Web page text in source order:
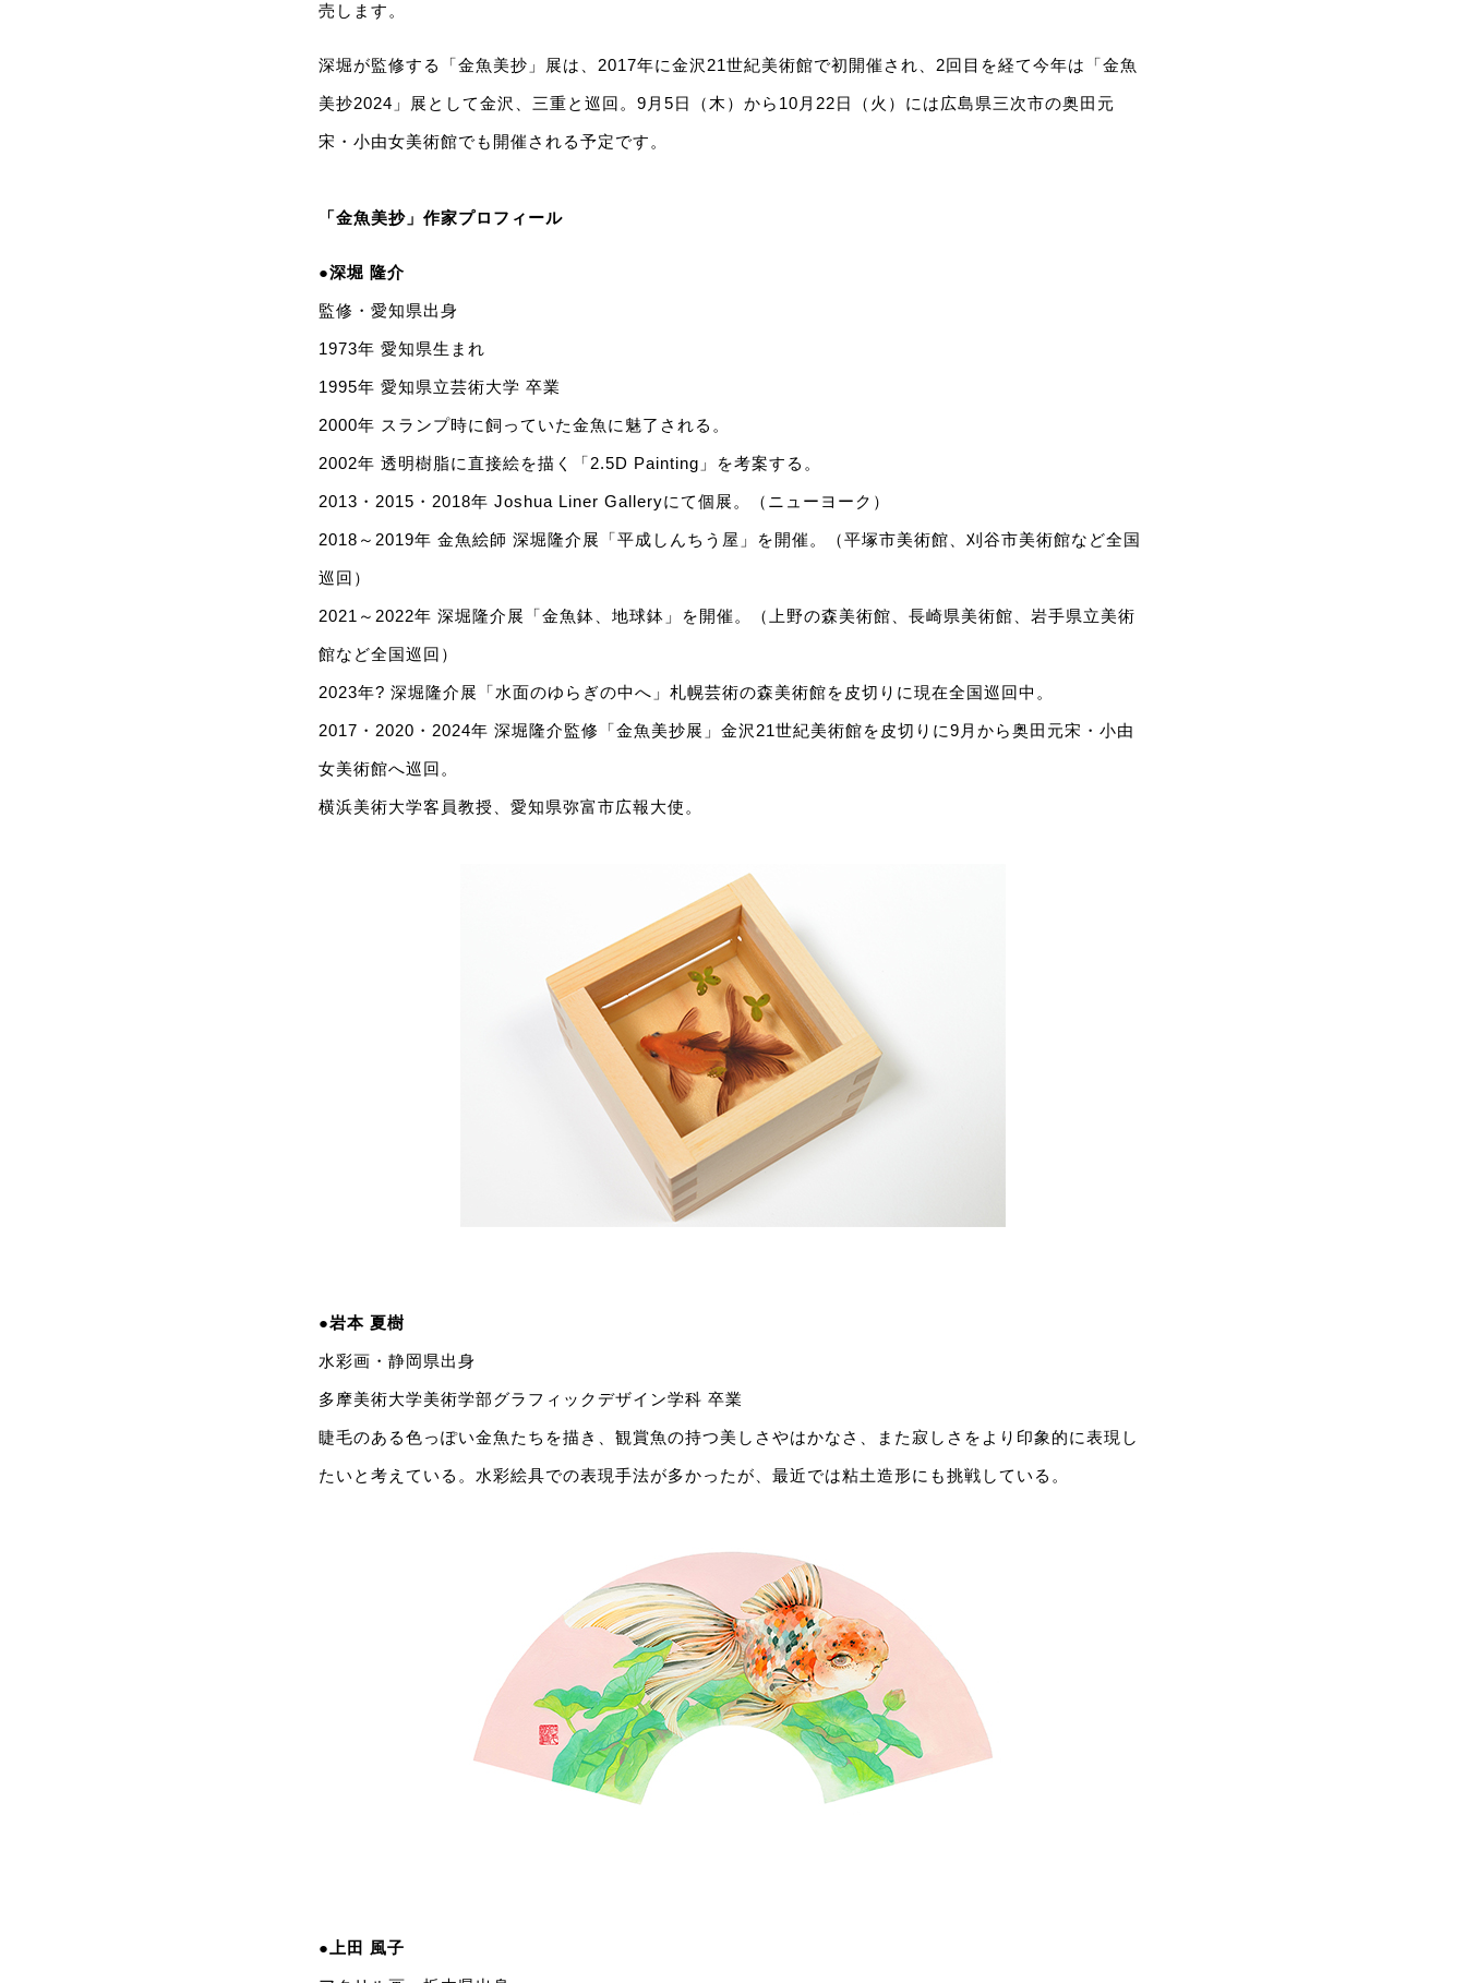
売します。
深堀が監修する「金魚美抄」展は、2017年に金沢21世紀美術館で初開催され、2回目を経て今年は「金魚
美抄2024」展として金沢、三重と巡回。9月5日（木）から10月22日（火）には広島県三次市の奥田元
宋・小由女美術館でも開催される予定です。
「金魚美抄」作家プロフィール
●深堀 隆介
監修・愛知県出身
1973年 愛知県生まれ
1995年 愛知県立芸術大学 卒業
2000年 スランプ時に飼っていた金魚に魅了される。
2002年 透明樹脂に直接絵を描く「2.5D Painting」を考案する。
2013・2015・2018年 Joshua Liner Galleryにて個展。（ニューヨーク）
2018～2019年 金魚絵師 深堀隆介展「平成しんちう屋」を開催。（平塚市美術館、刈谷市美術館など全国
巡回）
2021～2022年 深堀隆介展「金魚鉢、地球鉢」を開催。（上野の森美術館、長崎県美術館、岩手県立美術
館など全国巡回）
2023年? 深堀隆介展「水面のゆらぎの中へ」札幌芸術の森美術館を皮切りに現在全国巡回中。
2017・2020・2024年 深堀隆介監修「金魚美抄展」金沢21世紀美術館を皮切りに9月から奥田元宋・小由
女美術館へ巡回。
横浜美術大学客員教授、愛知県弥富市広報大使。
●岩本 夏樹
水彩画・静岡県出身
多摩美術大学美術学部グラフィックデザイン学科 卒業
睫毛のある色っぽい金魚たちを描き、観賞魚の持つ美しさやはかなさ、また寂しさをより印象的に表現し
たいと考えている。水彩絵具での表現手法が多かったが、最近では粘土造形にも挑戦している。
●上田 風子